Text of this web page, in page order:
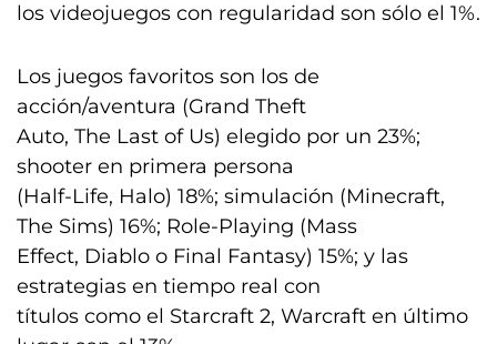
los videojuegos con regularidad son sólo el 1%.
Los juegos favoritos son los de
acción/aventura (Grand Theft
Auto, The Last of Us) elegido por un 23%;
shooter en primera persona
(Half-Life, Halo) 18%; simulación (Minecraft,
The Sims) 16%; Role-Playing (Mass
Effect, Diablo o Final Fantasy) 15%; y las
estrategias en tiempo real con
títulos como el Starcraft 2, Warcraft en último